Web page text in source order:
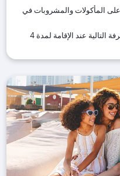
أكثر على المأكولات والمشروبات في
ترقية إلى فئة الغرفة التالية عند الإقامة لمدة 4